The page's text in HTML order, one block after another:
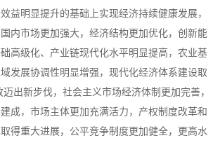
益明显提升的基础上实现经济持续健康发展，
内市场更加强大，经济结构更加优化，创新能
高级化、产业链现代化水平明显提高，农业基
发展协调性明显增强，现代化经济体系建设取
出新步伐，社会主义市场经济体制更加完善，
成，市场主体更加充满活力，产权制度改革和
得重大进展，公平竞争制度更加健全，更高水